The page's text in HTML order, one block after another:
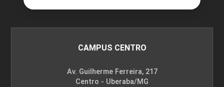
10h
CAMPUS CENTRO
Av. Guilherme Ferreira, 217
Centro - Uberaba/MG